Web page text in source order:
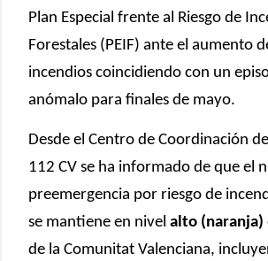
Plan Especial frente al Riesgo de
Forestales (PEIF) ante el aumento
incendios coincidiendo con un
anómalo para finales de mayo.
Desde el Centro de Coordinación
112 CV se ha informado de que el
preemergencia por riesgo de
se mantiene en nivel alto (naranja)
de la Comunitat Valenciana,